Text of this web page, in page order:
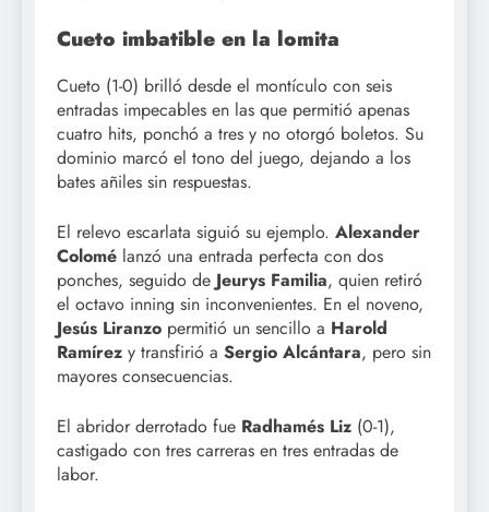
Cueto imbatible en la lomita
Cueto (1-0) brilló desde el montículo con seis
entradas impecables en las que permitió apenas
cuatro hits, ponchó a tres y no otorgó boletos. Su
dominio marcó el tono del juego, dejando a los
bates añiles sin respuestas.
El relevo escarlata siguió su ejemplo. Alexander
Colomé lanzó una entrada perfecta con dos
ponches, seguido de Jeurys Familia, quien retiró
el octavo inning sin inconvenientes. En el noveno,
Jesús Liranzo permitió un sencillo a Harold
Ramírez y transfirió a Sergio Alcántara, pero sin
mayores consecuencias.
El abridor derrotado fue Radhamés Liz (0-1),
castigado con tres carreras en tres entradas de
labor.